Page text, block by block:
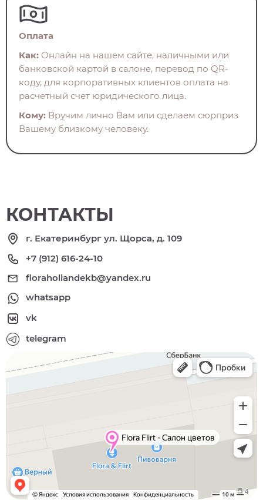
Оплата
Как: Онлайн на нашем сайте, наличными или
банковской картой в салоне, перевод по QR-
коду, для корпоративных клиентов оплата на
расчетный счет юридического лица.
Кому: Вручим лично Вам или сделаем сюрприз
Вашему близкому человеку.
КОНТАКТЫ
г. Екатеринбург ул. Щорса, д. 109
+7 (912) 616-24-10
florahollandekb@yandex.ru
whatsapp
vk
telegram